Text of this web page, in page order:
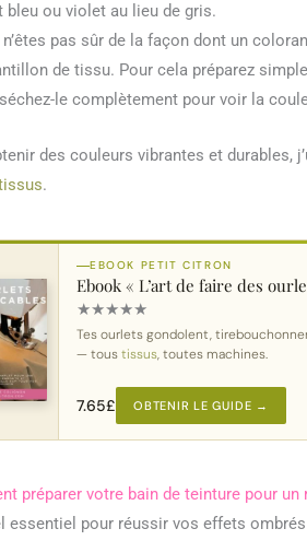
bleu ou violet au lieu de gris.
pas sûr de la façon dont un
de tissu. Pour cela préparez
le complètement pour voir la
des couleurs vibrantes et durables,
.
EBOOK PETIT CITRON
Ebook « L’art de faire des
★★★★★
Tes ourlets gondolent,
— toustissus, toutes machines.
7.65£ OBTENIR LE GUIDE →
préparer votre bain de teinture pour
essentiel pour réussir vos effets